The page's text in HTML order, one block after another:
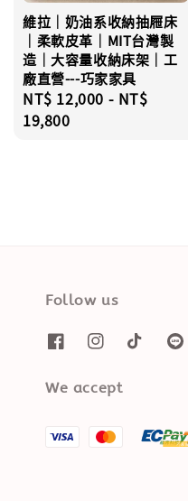
維拉｜奶油系收納抽屜床
｜柔軟皮革｜MIT台灣製
造｜大容量收納床架｜工
廠直營---巧家家具
Regular
price
NT$ 12,000 - NT$
19,800
Follow us
We accept